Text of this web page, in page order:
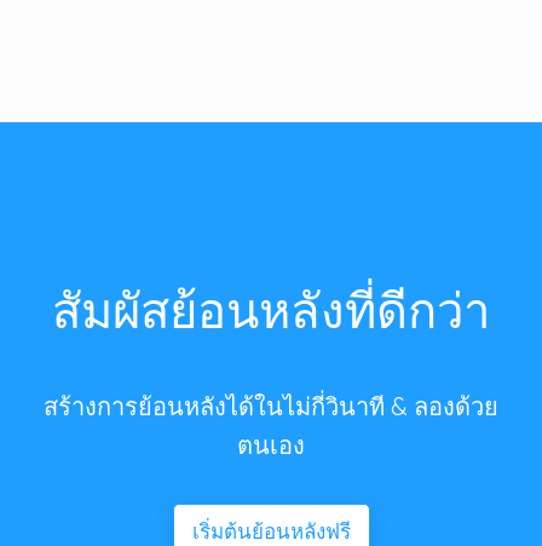
สัมผัสย้อนหลังที่ดีกว่า
สร้างการย้อนหลังได้ในไม่กี่วินาที & ลองด้วย
ตนเอง
เริ่มต้นย้อนหลังฟรี